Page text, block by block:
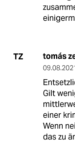
TZ tomás
Gilt
einer
Wenn
das zu